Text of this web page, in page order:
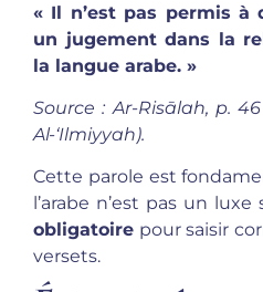
« Il n’est pas permis à
un jugement dans la
la langue arabe. »
Source : Ar-Risālah, p.
Al-‘Ilmiyyah).
Cette parole est
l’arabe n’est pas un
obligatoire pour saisir
versets.